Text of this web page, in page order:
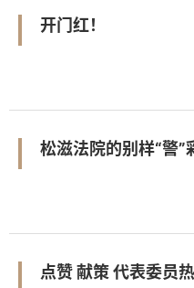
开门红！
松滋法院的别样“警”
点赞 献策 代表委员